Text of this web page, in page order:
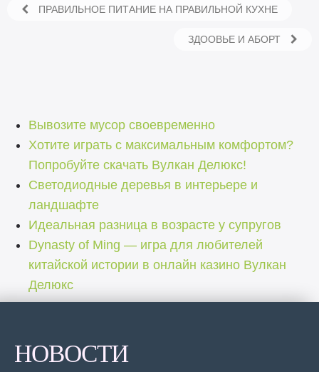
ПРАВИЛЬНОЕ ПИТАНИЕ НА ПРАВИЛЬНОЙ КУХНЕ
ЗДООВЬЕ И АБОРТ
Вывозите мусор своевременно
Хотите играть с максимальным комфортом?
Попробуйте скачать Вулкан Делюкс!
Светодиодные деревья в интерьере и
ландшафте
Идеальная разница в возрасте у супругов
Dynasty of Ming — игра для любителей
китайской истории в онлайн казино Вулкан
Делюкс
НОВОСТИ